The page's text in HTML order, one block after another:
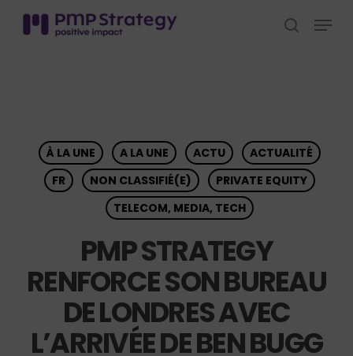
search
Menu
À LA UNE A LA UNE ACTU
ACTUALITÉ
FR
NON CLASSIFIÉ(E)
PRIVATE EQUITY
TELECOM, MEDIA, TECH
PMP STRATEGY
RENFORCE SON BUREAU
DE LONDRES AVEC
L’ARRIVÉE DE BEN BUGG